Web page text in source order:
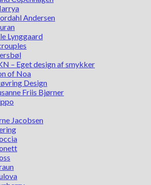
Andersen
Lynggaard
– Eget design af smykker
of Noa
Design
Friis Bjørner
Jacobsen